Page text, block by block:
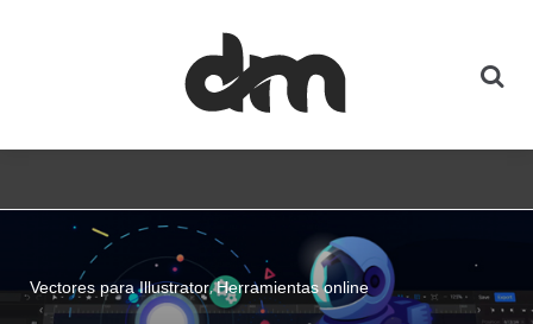
Vectores para Illustrator Herramientas online